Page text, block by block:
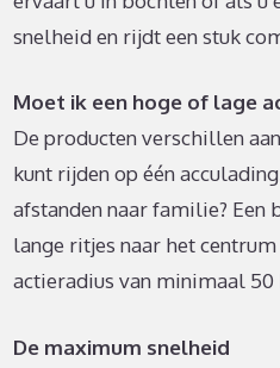
snelheid en rijdt een stuk
Moet ik een hoge of lage
De producten verschillen
kunt rijden op één
afstanden naar familie?
lange ritjes naar het
actieradius van minimaal
De maximum snelheid